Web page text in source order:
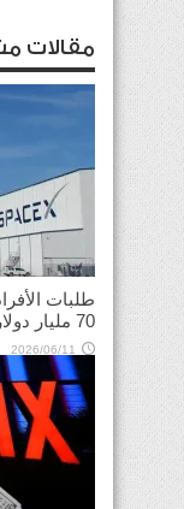
مقالات
طلبات
70 مليار دولار
2026/06/11